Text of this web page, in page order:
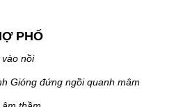
PHỐ
nồi
Gióng đứng ngồi quanh mâm